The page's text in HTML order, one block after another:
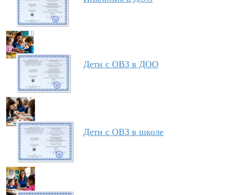
Дети с ОВЗ в ДОО
Дети с ОВЗ в школе